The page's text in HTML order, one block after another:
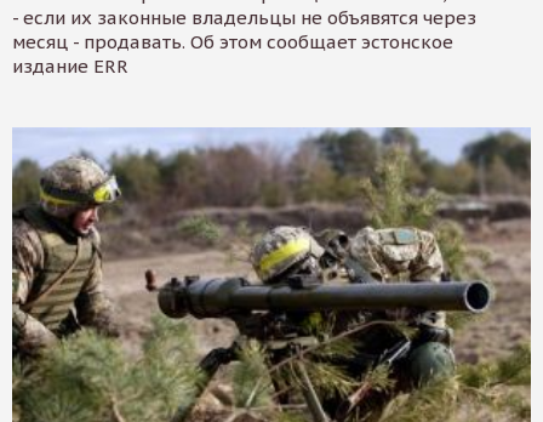
- если их законные владельцы не объявятся через
месяц - продавать. Об этом сообщает эстонское
издание ERR